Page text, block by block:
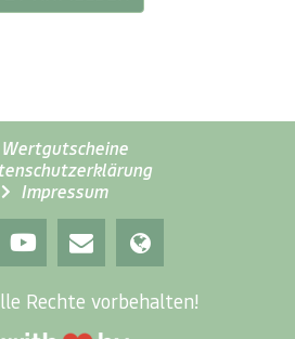
Wertgutscheine
Impressum
Rechte vorbehalten!